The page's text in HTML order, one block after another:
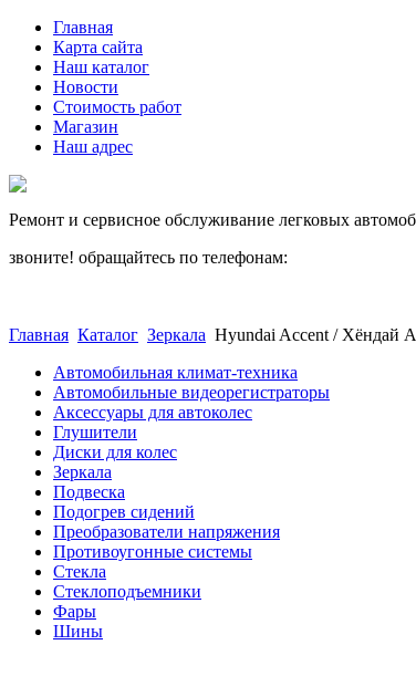
Главная
Карта сайта
Наш каталог
Новости
Стоимость работ
Магазин
Наш адрес
Ремонт и сервисное обслуживание легковых
звоните! обращайтесь по телефонам:
Главная Каталог Зеркала Hyundai Accent / Хёндай
Автомобильная климат-техника
Автомобильные видеорегистраторы
Аксессуары для автоколес
Глушители
Диски для колес
Зеркала
Подвеска
Подогрев сидений
Преобразователи напряжения
Противоугонные системы
Стекла
Стеклоподъемники
Фары
Шины